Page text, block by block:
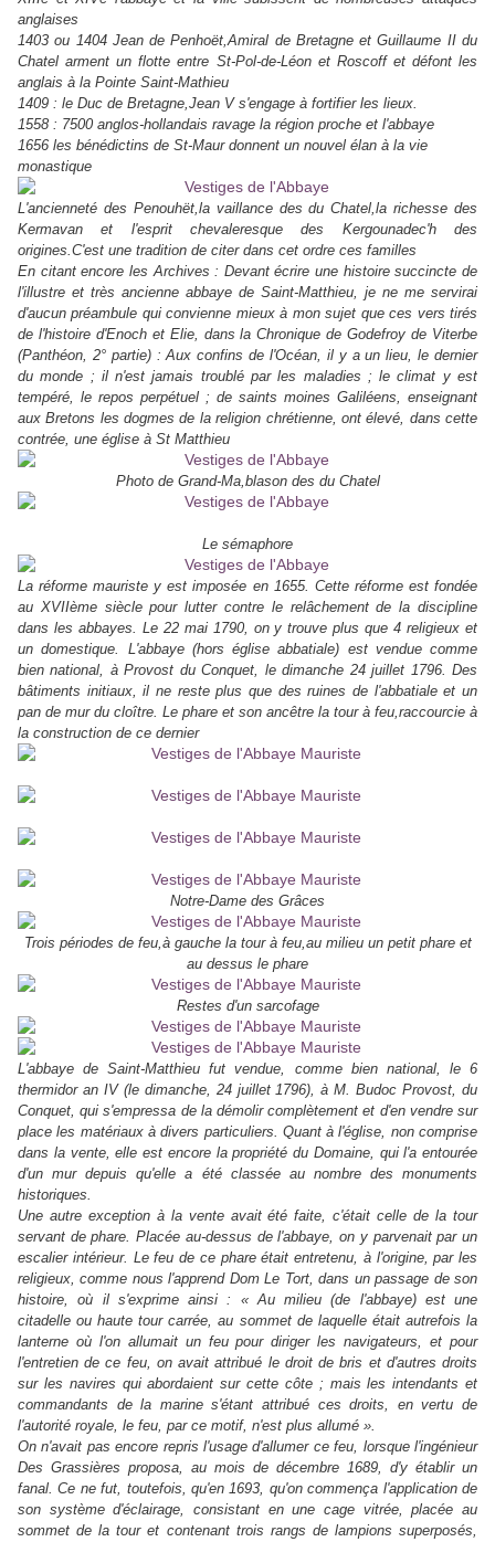
anglaises
1403 ou 1404 Jean de Penhoët,Amiral de Bretagne et Guillaume II du
Chatel arment un flotte entre St-Pol-de-Léon et Roscoff et défont les
anglais à la Pointe Saint-Mathieu
1409 : le Duc de Bretagne,Jean V s'engage à fortifier les lieux.
1558 : 7500 anglos-hollandais ravage la région proche et l'abbaye
1656 les bénédictins de St-Maur donnent un nouvel élan à la vie
monastique
L'ancienneté des Penouhët,la vaillance des du Chatel,la richesse des
Kermavan et l'esprit chevaleresque des Kergounadec'h des
origines.C'est une tradition de citer dans cet ordre ces familles
En citant encore les Archives : Devant écrire une histoire succincte de
l'illustre et très ancienne abbaye de Saint-Matthieu, je ne me servirai
d'aucun préambule qui convienne mieux à mon sujet que ces vers tirés
de l'histoire d'Enoch et Elie, dans la Chronique de Godefroy de Viterbe
(Panthéon, 2° partie) : Aux confins de l'Océan, il y a un lieu, le dernier
du monde ; il n'est jamais troublé par les maladies ; le climat y est
tempéré, le repos perpétuel ; de saints moines Galiléens, enseignant
aux Bretons les dogmes de la religion chrétienne, ont élevé, dans cette
contrée, une église à St Matthieu
Photo de Grand-Ma,blason des du Chatel
Le sémaphore
La réforme mauriste y est imposée en 1655. Cette réforme est fondée
au XVIIème siècle pour lutter contre le relâchement de la discipline
dans les abbayes. Le 22 mai 1790, on y trouve plus que 4 religieux et
un domestique. L'abbaye (hors église abbatiale) est vendue comme
bien national, à Provost du Conquet, le dimanche 24 juillet 1796. Des
bâtiments initiaux, il ne reste plus que des ruines de l'abbatiale et un
pan de mur du cloître. Le phare et son ancêtre la tour à feu,raccourcie à
la construction de ce dernier
Notre-Dame des Grâces
Trois périodes de feu,à gauche la tour à feu,au milieu un petit phare et
au dessus le phare
Restes d'un sarcofage
L'abbaye de Saint-Matthieu fut vendue, comme bien national, le 6
thermidor an IV (le dimanche, 24 juillet 1796), à M. Budoc Provost, du
Conquet, qui s'empressa de la démolir complètement et d'en vendre sur
place les matériaux à divers particuliers. Quant à l'église, non comprise
dans la vente, elle est encore la propriété du Domaine, qui l'a entourée
d'un mur depuis qu'elle a été classée au nombre des monuments
historiques.
Une autre exception à la vente avait été faite, c'était celle de la tour
servant de phare. Placée au-dessus de l'abbaye, on y parvenait par un
escalier intérieur. Le feu de ce phare était entretenu, à l'origine, par les
religieux, comme nous l'apprend Dom Le Tort, dans un passage de son
histoire, où il s'exprime ainsi : « Au milieu (de l'abbaye) est une
citadelle ou haute tour carrée, au sommet de laquelle était autrefois la
lanterne où l'on allumait un feu pour diriger les navigateurs, et pour
l'entretien de ce feu, on avait attribué le droit de bris et d'autres droits
sur les navires qui abordaient sur cette côte ; mais les intendants et
commandants de la marine s'étant attribué ces droits, en vertu de
l'autorité royale, le feu, par ce motif, n'est plus allumé ».
On n'avait pas encore repris l'usage d'allumer ce feu, lorsque l'ingénieur
Des Grassières proposa, au mois de décembre 1689, d'y établir un
fanal. Ce ne fut, toutefois, qu'en 1693, qu'on commença l'application de
son système d'éclairage, consistant en une cage vitrée, placée au
sommet de la tour et contenant trois rangs de lampions superposés,